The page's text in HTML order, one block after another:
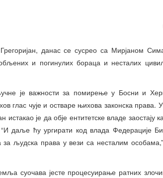
данас се сусрео са Мирјаном
и погинулих бораца и несталих
је важности за помирење у Босни и
глас чује и остваре њихова законска права. У
истакао је да обје ентитетске владе заостају
даље ћу ургирати код влада Федерације
људска права у вези са несталим
суочава јесте процесуирање ратних